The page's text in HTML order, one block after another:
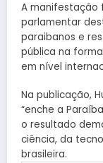
A manifestação
parlamentar
paraibanos e
pública na
em nível
Na publicação,
“enche a
o resultado
ciência, da
brasileira.